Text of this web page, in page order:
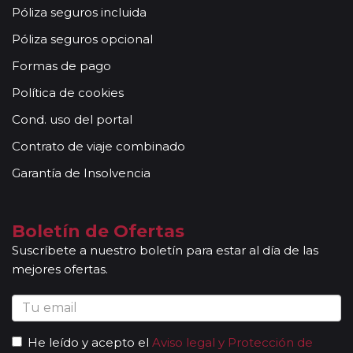
Torremolinos (Terminal El Portillo, delante de Noche y
Día 02:45)
02:15)
Póliza seguros incluida
Póliza seguros opcional
Formas de pago
Política de cookies
Cond. uso del portal
Contrato de viaje combinado
Garantía de Insolvencia
Boletín de Ofertas
Suscríbete a nuestro boletín para estar al día de las
mejores ofertas.
He leído y acepto el Aviso legal y Protección de